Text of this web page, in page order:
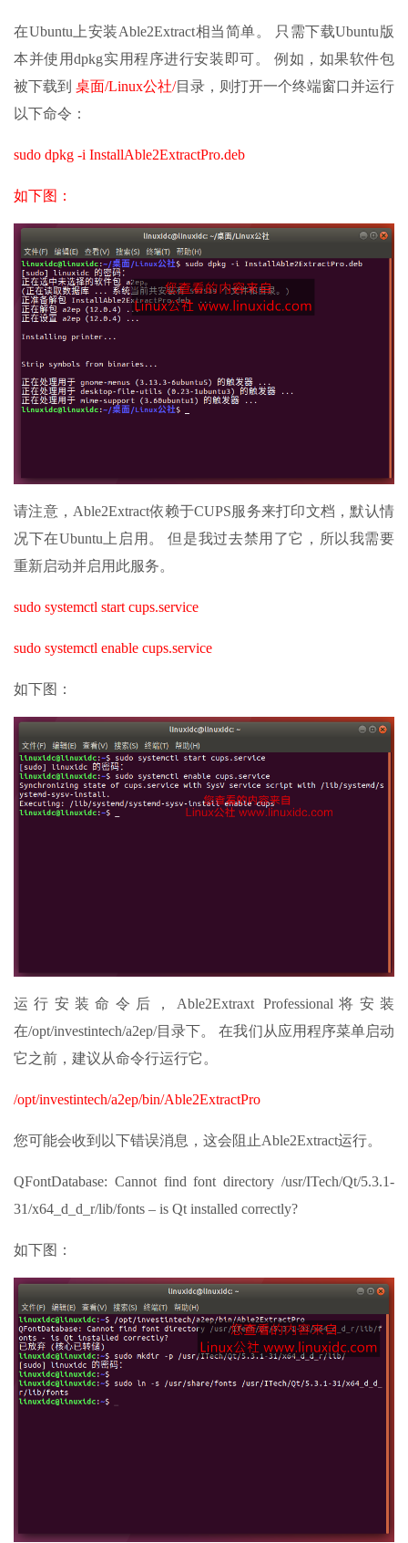
在Ubuntu上安装Able2Extract相当简单。 只需下载Ubuntu版
本并使用dpkg实用程序进行安装即可。 例如，如果软件包
被下载到 桌面/Linux公社/目录，则打开一个终端窗口并运行
以下命令：
sudo dpkg -i InstallAble2ExtractPro.deb
如下图：
请注意，Able2Extract依赖于CUPS服务来打印文档，默认情
况下在Ubuntu上启用。 但是我过去禁用了它，所以我需要
重新启动并启用此服务。
sudo systemctl start cups.service
sudo systemctl enable cups.service
如下图：
运行安装命令后，Able2Extraxt Professional将安装
在/opt/investintech/a2ep/目录下。 在我们从应用程序菜单启动
它之前，建议从命令行运行它。
/opt/investintech/a2ep/bin/Able2ExtractPro
您可能会收到以下错误消息，这会阻止Able2Extract运行。
QFontDatabase: Cannot find font directory /usr/ITech/Qt/5.3.1-
31/x64_d_d_r/lib/fonts – is Qt installed correctly?
如下图：